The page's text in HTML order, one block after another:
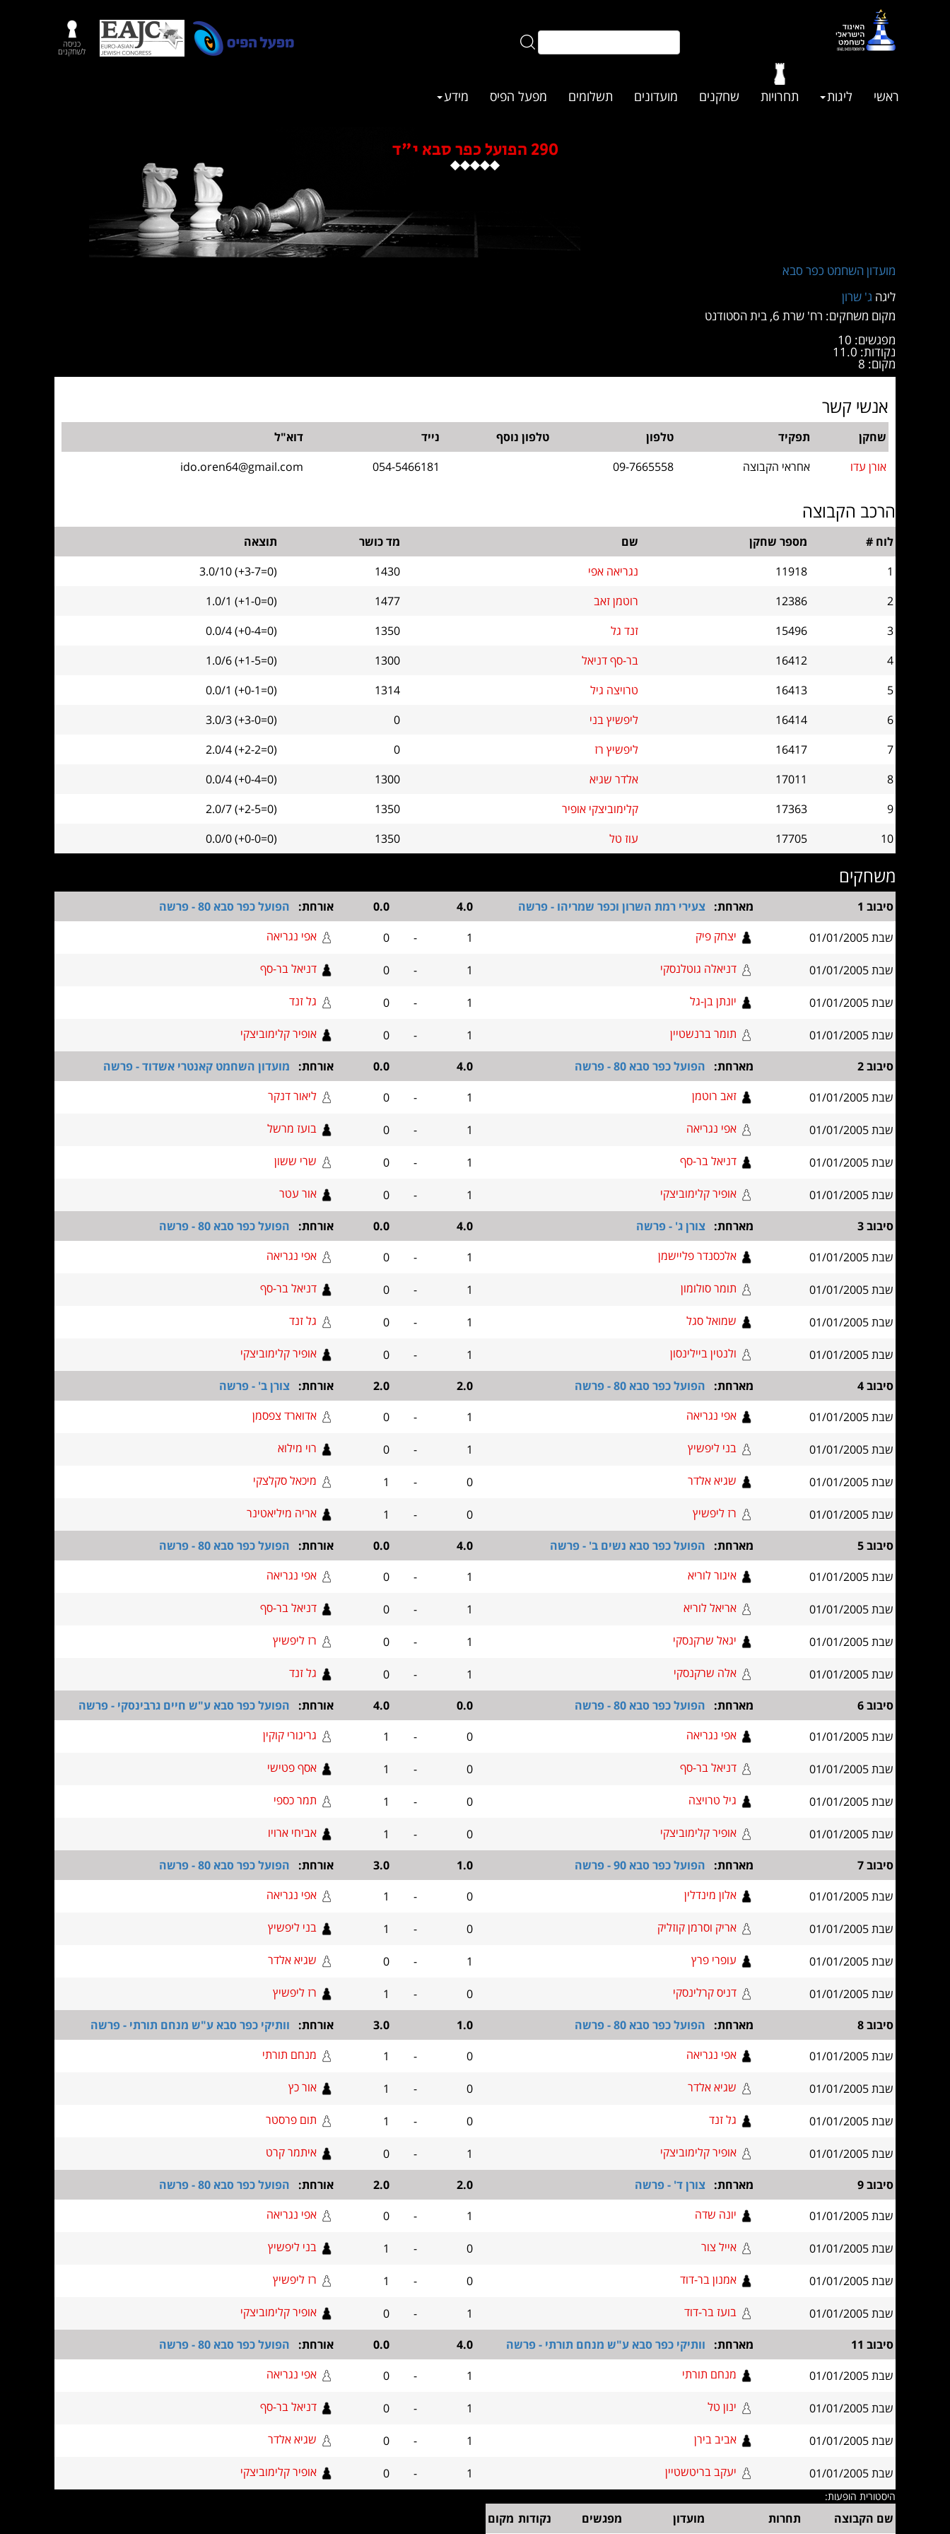
כניסה
לשחקנים
ראשי ליגות תחרויות שחקנים מועדונים תשלומים מפעל הפיס מידע
290 הפועל כפר סבא י"ד
מועדון השחמט כפר סבא
ליגה ג' שרון
מקום משחקים: רח' שרת 6, בית הסטודנט
מפגשים: 10
נקודות: 11.0
מקום: 8
אנשי קשר
שחקן תפקיד טלפון טלפון נוסף נייד
דוא"ל
אורן עדו
אחראי הקבוצה 09-7665558
054-5466181
ido.oren64@gmail.com
הרכב הקבוצה
לוח # מספר שחקן שם מד כושר
תוצאה
1
11918 נגריאה אפי 1430
3.0/10 (+3-7=0)
2
12386 רוטמן זאב 1477
1.0/1 (+1-0=0)
3
15496 זנד גל 1350
0.0/4 (+0-4=0)
4
16412 בר-סף דניאל 1300
1.0/6 (+1-5=0)
5
16413 טרויצה גיל 1314
0.0/1 (+0-1=0)
6
16414 ליפשיץ בני 0
3.0/3 (+3-0=0)
7
16417 ליפשיץ רז 0
2.0/4 (+2-2=0)
8
17011 אלדר שגיא 1300
0.0/4 (+0-4=0)
9
17363 קלימוביצקי אופיר 1350
2.0/7 (+2-5=0)
10
17705 עוז טל 1350
0.0/0 (+0-0=0)
משחקים
סיבוב 1 מארחת: צעירי רמת השרון וכפר שמריהו - פרשה 4.0
0.0 אורחת: הפועל כפר סבא 80 - פרשה
שבת 01/01/2005
יצחק פיק 1
-
0 אפי נגריאה
שבת 01/01/2005 דניאלה גוטלנסקי 1
-
0 דניאל בר-סף
שבת 01/01/2005 יונתן בן-גל 1
-
0 גל זנד
שבת 01/01/2005 תומר ברנשטיין 1
-
0 אופיר קלימוביצקי
סיבוב 2 מארחת: הפועל כפר סבא 80 - פרשה 4.0
0.0 אורחת: מועדון השחמט קאנטרי אשדוד - פרשה
שבת 01/01/2005
זאב רוטמן 1
-
0 ליאור דנקר
שבת 01/01/2005 אפי נגריאה 1
-
0 בועז מרשל
שבת 01/01/2005 דניאל בר-סף 1
-
0 שרי ששון
שבת 01/01/2005 אופיר קלימוביצקי 1
-
0 אור עטר
סיבוב 3 מארחת: צורן ג' - פרשה 4.0
0.0 אורחת: הפועל כפר סבא 80 - פרשה
שבת 01/01/2005
אלכסנדר פליישמן 1
-
0 אפי נגריאה
שבת 01/01/2005 תומר סולומון 1
-
0 דניאל בר-סף
שבת 01/01/2005 שמואל סגל 1
-
0 גל זנד
שבת 01/01/2005 ולנטין ביילינסון 1
-
0 אופיר קלימוביצקי
סיבוב 4 מארחת: הפועל כפר סבא 80 - פרשה 2.0
2.0 אורחת: צורן ב' - פרשה
שבת 01/01/2005
אפי נגריאה 1
-
0 אדוארד צפסמן
שבת 01/01/2005 בני ליפשיץ 1
-
0 רוי מילוא
שבת 01/01/2005 שגיא אלדר 0
-
1 מיכאל סקלצקי
שבת 01/01/2005 רז ליפשיץ 0
-
1 אריה מיליאטינר
סיבוב 5 מארחת: הפועל כפר סבא נשים ב' - פרשה 4.0
0.0 אורחת: הפועל כפר סבא 80 - פרשה
שבת 01/01/2005
איגור לוריא 1
-
0 אפי נגריאה
שבת 01/01/2005 אריאל לוריא 1
-
0 דניאל בר-סף
שבת 01/01/2005 יגאל שרקנסקי 1
-
0 רז ליפשיץ
שבת 01/01/2005 אלה שרקנסקי 1
-
0 גל זנד
סיבוב 6 מארחת: הפועל כפר סבא 80 - פרשה 0.0
4.0 אורחת: הפועל כפר סבא ע"ש חיים גרבינסקי - פרשה
שבת 01/01/2005
אפי נגריאה 0
-
1 גריגורי קוקין
שבת 01/01/2005 דניאל בר-סף 0
-
1 אסף פטישי
שבת 01/01/2005 גיל טרויצה 0
-
1 תמר כספי
שבת 01/01/2005 אופיר קלימוביצקי 0
-
1 אביחי ארויו
סיבוב 7 מארחת: הפועל כפר סבא 90 - פרשה 1.0
3.0 אורחת: הפועל כפר סבא 80 - פרשה
שבת 01/01/2005
אלון מינדלין 0
-
1 אפי נגריאה
שבת 01/01/2005 אריק וסרמן קוזליק 0
-
1 בני ליפשיץ
שבת 01/01/2005 עופרי פרץ 1
-
0 שגיא אלדר
שבת 01/01/2005 דניס קרלינסקי 0
-
1 רז ליפשיץ
סיבוב 8 מארחת: הפועל כפר סבא 80 - פרשה 1.0
3.0 אורחת: וותיקי כפר סבא ע"ש מנחם תורתי - פרשה
שבת 01/01/2005
אפי נגריאה 0
-
1 מנחם תורתי
שבת 01/01/2005 שגיא אלדר 0
-
1 אור כץ
שבת 01/01/2005 גל זנד 0
-
1 תום פרסטר
שבת 01/01/2005 אופיר קלימוביצקי 1
-
0 איתמר קרט
סיבוב 9 מארחת: צורן ד' - פרשה 2.0
2.0 אורחת: הפועל כפר סבא 80 - פרשה
שבת 01/01/2005
יונה שדה 1
-
0 אפי נגריאה
שבת 01/01/2005 אייל צור 0
-
1 בני ליפשיץ
שבת 01/01/2005 אמנון בר-דוד 0
-
1 רז ליפשיץ
שבת 01/01/2005 בועז בר-דוד 1
-
0 אופיר קלימוביצקי
סיבוב 11 מארחת: וותיקי כפר סבא ע"ש מנחם תורתי - פרשה 4.0
0.0 אורחת: הפועל כפר סבא 80 - פרשה
שבת 01/01/2005
מנחם תורתי 1
-
0 אפי נגריאה
שבת 01/01/2005 ינון טל 1
-
0 דניאל בר-סף
שבת 01/01/2005 אביב בירן 1
-
0 שגיא אלדר
שבת 01/01/2005 יעקב בריטשטיין 1
-
0 אופיר קלימוביצקי
היסטורית הופעות:
שם הקבוצה תחרות מועדון מפגשים נקודות מקום